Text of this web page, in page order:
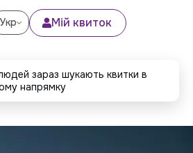
Укр Мій квиток
зараз шукають квитки в
напрямку